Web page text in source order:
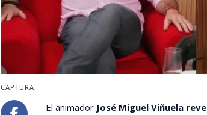
CAPTURA
El animador José Miguel Viñuela